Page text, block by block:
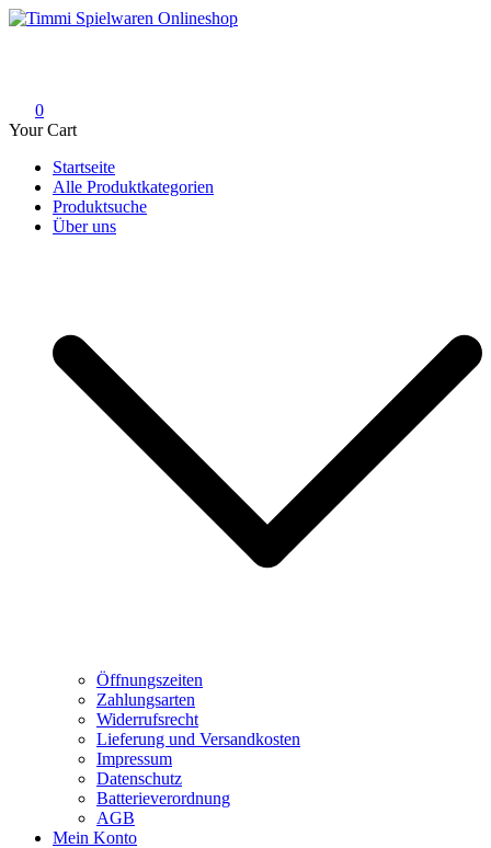
Skip
0
Your Cart
Startseite
Alle Produktkategorien
Produktsuche
Über uns
Öffnungszeiten
Zahlungsarten
Widerrufsrecht
Lieferung und Versandkosten
Impressum
Datenschutz
Batterieverordnung
AGB
Mein Konto